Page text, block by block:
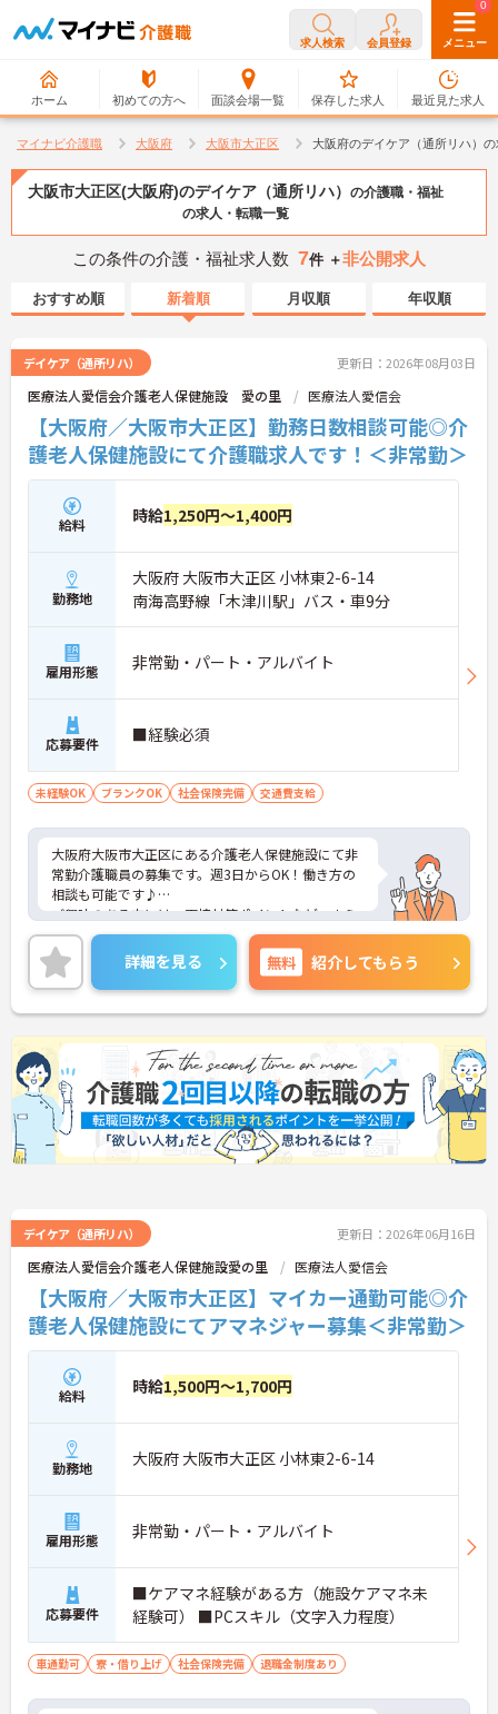
求人検索 会員登録 メニュー
ホーム 初めての方へ 面談会場一覧
0
保存した求人
0
最近見た求人
マイナビ介護職 大阪府 大阪市大正区 大阪府のデイケア（通所リハ）
大阪市大正区(大阪府)のデイケア（通所リハ） の介護職・福祉
の求人・転職一覧
この条件の介護・福祉求人数 7件 ＋非公開求人
おすすめ順 新着順 月収順 年収順
デイケア（通所リハ） 更新日：2026年08月03日
医療法人愛信会介護老人保健施設 愛の里 医療法人愛信会
【大阪府／大阪市大正区】勤務日数相談可能◎介
護老人保健施設にて介護職求人です！＜非常勤＞
給料 時給1,250円～1,400円
勤務地
大阪府 大阪市大正区 小林東2-6-14
南海高野線「木津川駅」バス・車9分
雇用形態 非常勤・パート・アルバイト
応募要件 ■経験必須
未経験OK ブランクOK 社会保険完備 交通費支給
大阪府大阪市大正区にある介護老人保健施設にて非
常勤介護職員の募集です。週3日からOK！働き方の
相談も可能です♪
ご興味のある方には、面接対策ポイントなど、さら
に詳細をお話しいたしますので、お気軽にご相談く
ださい。
詳細を見る 無料 紹介してもらう
デイケア（通所リハ） 更新日：2026年06月16日
医療法人愛信会介護老人保健施設愛の里 医療法人愛信会
【大阪府／大阪市大正区】マイカー通勤可能◎介
護老人保健施設にてアマネジャー募集＜非常勤＞
給料 時給1,500円～1,700円
勤務地 大阪府 大阪市大正区 小林東2-6-14
雇用形態 非常勤・パート・アルバイト
応募要件
■ケアマネ経験がある方（施設ケアマネ未
経験可） ■PCスキル（文字入力程度）
車通勤可 寮・借り上げ 社会保険完備 退職金制度あり